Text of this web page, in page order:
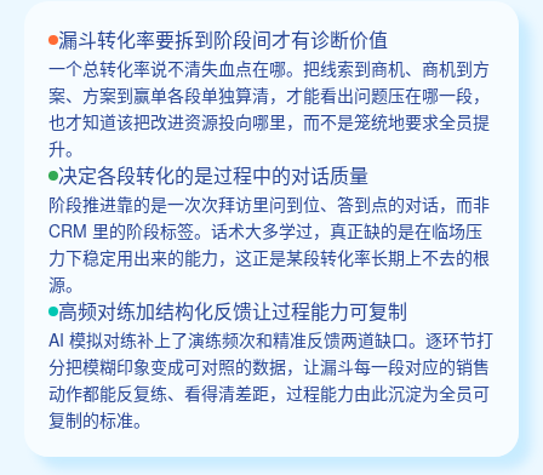
漏斗转化率要拆到阶段间才有诊断价值
一个总转化率说不清失血点在哪。把线索到商机、商机到方
案、方案到赢单各段单独算清，才能看出问题压在哪一段，
也才知道该把改进资源投向哪里，而不是笼统地要求全员提
升。
决定各段转化的是过程中的对话质量
阶段推进靠的是一次次拜访里问到位、答到点的对话，而非
CRM 里的阶段标签。话术大多学过，真正缺的是在临场压
力下稳定用出来的能力，这正是某段转化率长期上不去的根
源。
高频对练加结构化反馈让过程能力可复制
AI 模拟对练补上了演练频次和精准反馈两道缺口。逐环节打
分把模糊印象变成可对照的数据，让漏斗每一段对应的销售
动作都能反复练、看得清差距，过程能力由此沉淀为全员可
复制的标准。